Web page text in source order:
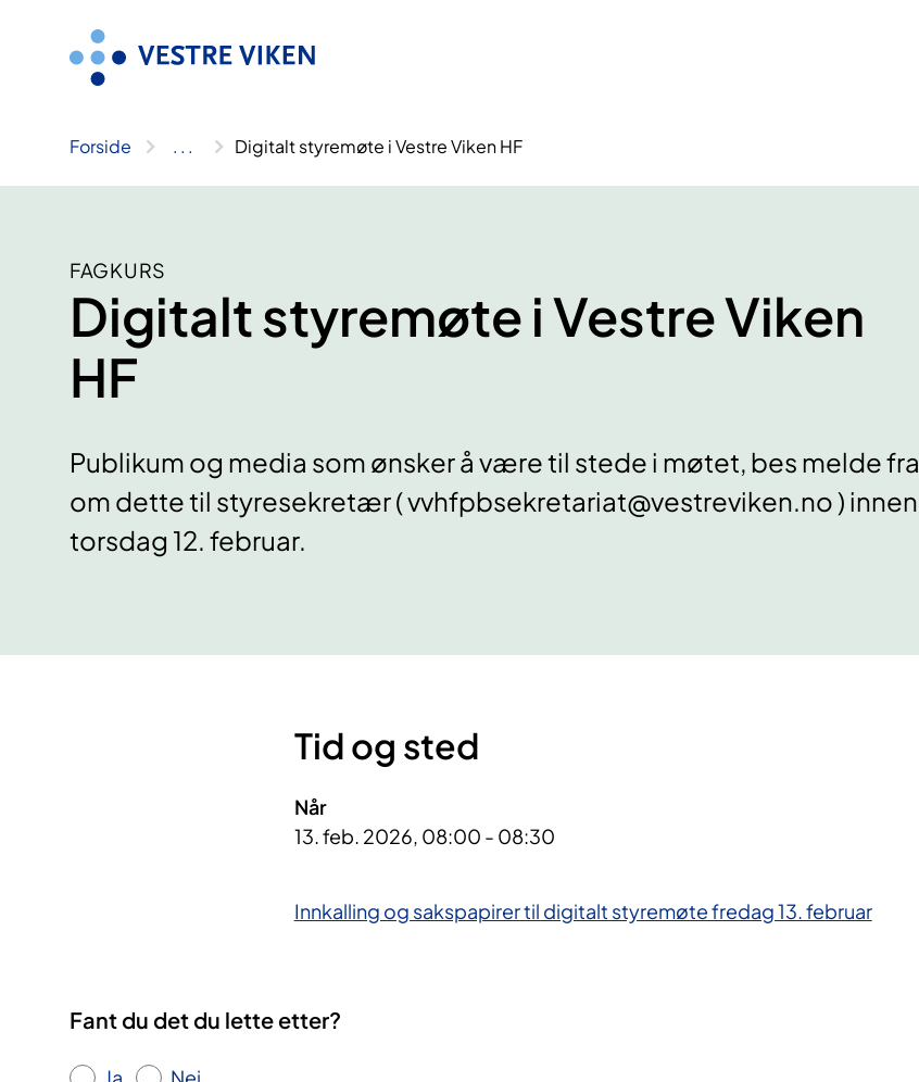
Forside .. . Digitalt styremøte i Vestre Viken HF
FAGKURS
Digitalt styremøte i Vestre Viken
HF
Publikum og media som ønsker å være til stede i møtet, bes melde fra
om dette til styresekretær ( vvhfpbsekretariat@vestreviken.no ) innen
torsdag 12. februar.
Tid og sted
Når
13. feb. 2026, 08:00 - 08:30
Innkalling og sakspapirer til digitalt styremøte fredag 13. februar
Fant du det du lette etter?